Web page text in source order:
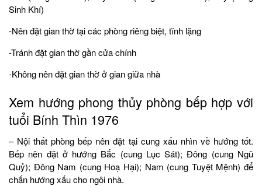
Sinh Khí)
-Nên đặt gian thờ tại các phòng riêng biệt, tĩnh lặng
-Tránh đặt gian thờ gần cửa chính
-Không nên đặt gian thờ ở gian giữa nhà
Xem hướng phong thủy phòng bếp hợp với
tuổi Bính Thìn 1976
– Nội thất phòng bếp nên đặt tại cung xấu nhìn về hướng tốt.
Bếp nên đặt ở hướng Bắc (cung Lục Sát); Đông (cung Ngũ
Quỷ); Đông Nam (cung Hoạ Hại); Nam (cung Tuyệt Mệnh) để
chấn hướng xấu cho ngôi nhà.